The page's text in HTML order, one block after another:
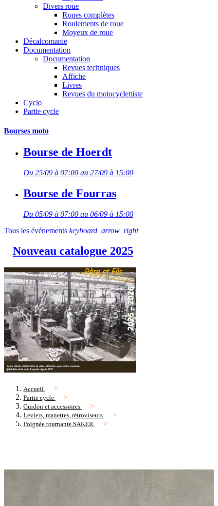
Divers roue
Roues complètes
Roulements de roue
Moyeux de roue
Décalcomanie
Documentation
Documentation
Revues techniques
Affiche
Livres
Revues du motocyclettiste
Cyclo
Partie cycle
Bourses moto
Bourse de Hoerdt
Du 25/09 à 07:00 au 27/09 à 15:00
Bourse de Fourras
Du 05/09 à 07:00 au 06/09 à 15:00
Tous les événements keyboard_arrow_right
Nouveau catalogue 2025
Accueil
Partie cycle
Guidon et accessoires
Leviers, manettes, rétroviseurs
Poignée tournante SAKER